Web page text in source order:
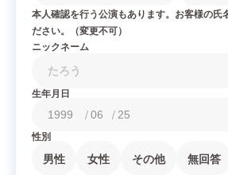
本人確認を行う公演もあります。お客様の氏
ださい。（変更不可）
ニックネーム
生年月日
/ /
性別
男性 女性 その他 無回答